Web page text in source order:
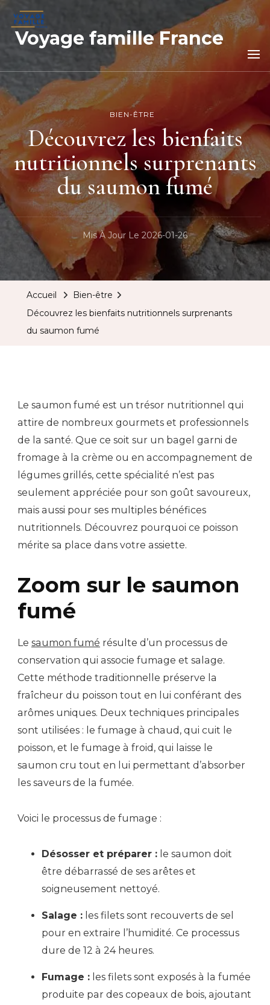
Voyage famille France
BIEN-ÊTRE
Découvrez les bienfaits
nutritionnels surprenants
du saumon fumé
Mis À Jour Le 2026-01-26
Accueil
Bien-être
Découvrez les bienfaits nutritionnels surprenants
du saumon fumé
Le saumon fumé est un trésor nutritionnel qui
attire de nombreux gourmets et professionnels
de la santé. Que ce soit sur un bagel garni de
fromage à la crème ou en accompagnement de
légumes grillés, cette spécialité n’est pas
seulement appréciée pour son goût savoureux,
mais aussi pour ses multiples bénéfices
nutritionnels. Découvrez pourquoi ce poisson
mérite sa place dans votre assiette.
Zoom sur le saumon
fumé
Le saumon fumé résulte d’un processus de
conservation qui associe fumage et salage.
Cette méthode traditionnelle préserve la
fraîcheur du poisson tout en lui conférant des
arômes uniques. Deux techniques principales
sont utilisées : le fumage à chaud, qui cuit le
poisson, et le fumage à froid, qui laisse le
saumon cru tout en lui permettant d’absorber
les saveurs de la fumée.
Voici le processus de fumage :
Désosser et préparer : le saumon doit
être débarrassé de ses arêtes et
soigneusement nettoyé.
Salage : les filets sont recouverts de sel
pour en extraire l’humidité. Ce processus
dure de 12 à 24 heures.
Fumage : les filets sont exposés à la fumée
produite par des copeaux de bois, ajoutant